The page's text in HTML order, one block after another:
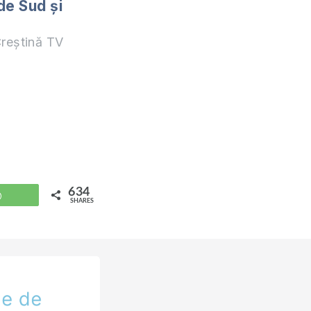
Sud și
TV
WhatsApp 634
SHARES